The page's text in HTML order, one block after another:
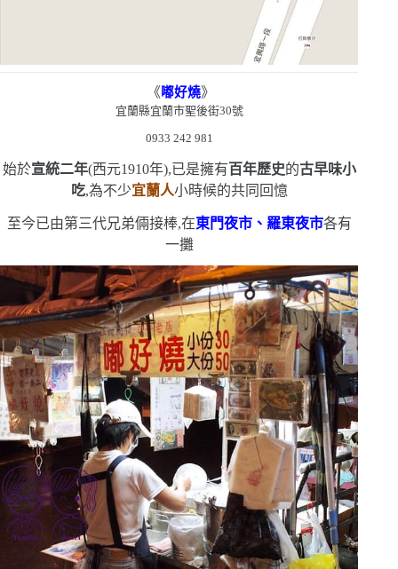
《嘟好燒》
宜蘭縣宜蘭市聖後街30號
0933 242 981
始於宣統二年(西元1910年),已是擁有百年歷史的古早味小
吃,為不少宜蘭人小時候的共同回憶
至今已由第三代兄弟倆接棒,在東門夜市、羅東夜市各有
一攤